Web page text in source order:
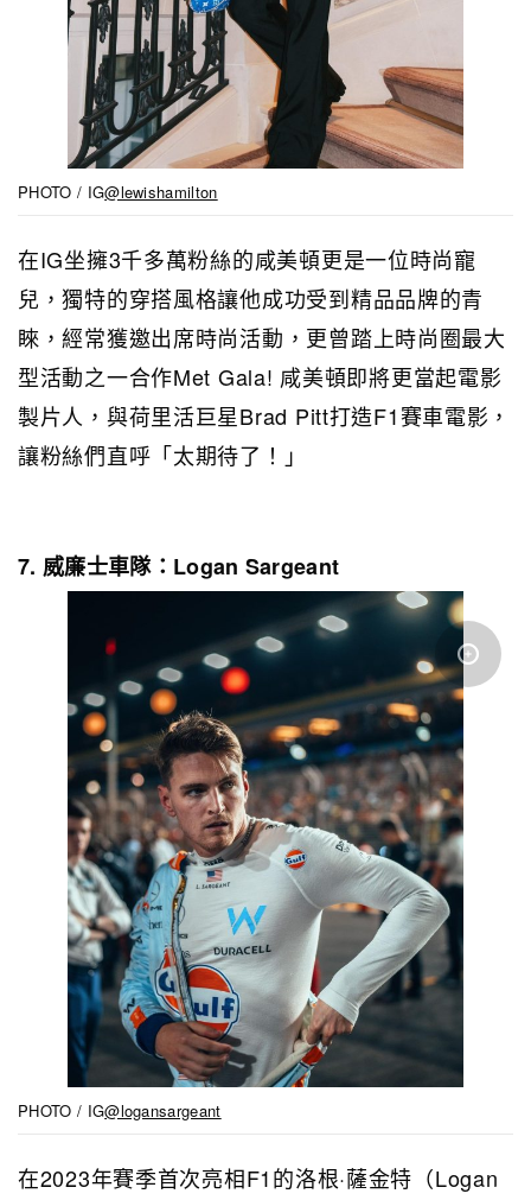
PHOTO / IG@lewishamilton
在IG坐擁3千多萬粉絲的咸美頓更是一位時尚寵
兒，獨特的穿搭風格讓他成功受到精品品牌的青
睞，經常獲邀出席時尚活動，更曾踏上時尚圈最大
型活動之一合作Met Gala! 咸美頓即將更當起電影
製片人，與荷里活巨星Brad Pitt打造F1賽車電影，
讓粉絲們直呼「太期待了！」
7. 威廉士車隊：Logan Sargeant
PHOTO / IG@logansargeant
在2023年賽季首次亮相F1的洛根·薩金特（Logan